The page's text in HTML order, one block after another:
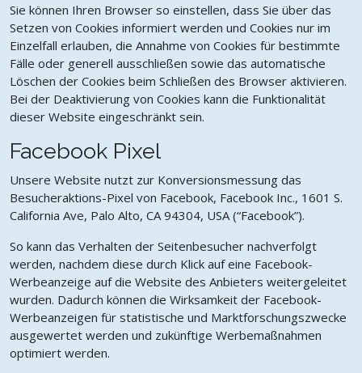
Sie können Ihren Browser so einstellen, dass Sie über das
Setzen von Cookies informiert werden und Cookies nur im
Einzelfall erlauben, die Annahme von Cookies für bestimmte
Fälle oder generell ausschließen sowie das automatische
Löschen der Cookies beim Schließen des Browser aktivieren.
Bei der Deaktivierung von Cookies kann die Funktionalität
dieser Website eingeschränkt sein.
Facebook Pixel
Unsere Website nutzt zur Konversionsmessung das
Besucheraktions-Pixel von Facebook, Facebook Inc., 1601 S.
California Ave, Palo Alto, CA 94304, USA (“Facebook”).
So kann das Verhalten der Seitenbesucher nachverfolgt
werden, nachdem diese durch Klick auf eine Facebook-
Werbeanzeige auf die Website des Anbieters weitergeleitet
wurden. Dadurch können die Wirksamkeit der Facebook-
Werbeanzeigen für statistische und Marktforschungszwecke
ausgewertet werden und zukünftige Werbemaßnahmen
optimiert werden.